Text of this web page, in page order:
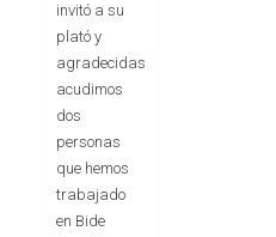
invitó a su
plató y
agradecidas
acudimos
dos
personas
que hemos
trabajado
en Bide